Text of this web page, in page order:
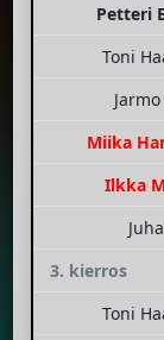
Petteri
Toni
Miika
Ilkka
3. kierros
Toni